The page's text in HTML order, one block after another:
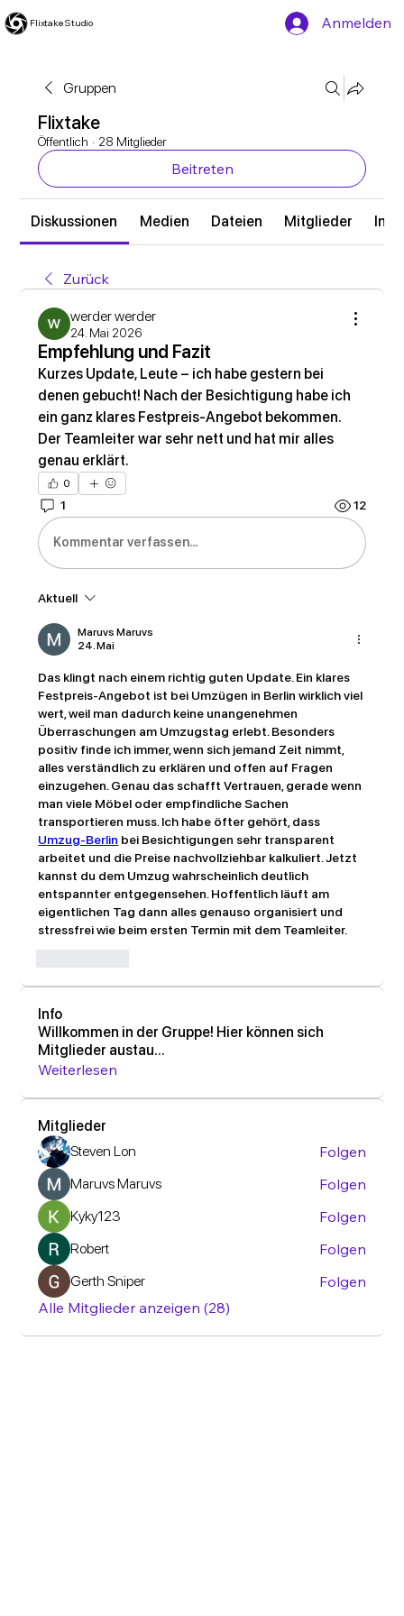
Flixtake Studio Anmelden
Gruppen
Flixtake
Öffentlich · 28 Mitglieder
Beitreten
Diskussionen Medien Dateien Mitglieder Info
Zurück
werder werder
24. Mai 2026
Empfehlung und Fazit
Kurzes Update, Leute – ich habe gestern bei
denen gebucht! Nach der Besichtigung habe ich
ein ganz klares Festpreis-Angebot bekommen.
Der Teamleiter war sehr nett und hat mir alles
genau erklärt.
0
1 12
Kommentar verfassen...
Aktuell
Maruvs Maruvs
24. Mai
Das klingt nach einem richtig guten Update. Ein klares
Festpreis-Angebot ist bei Umzügen in Berlin wirklich viel
wert, weil man dadurch keine unangenehmen
Überraschungen am Umzugstag erlebt. Besonders
positiv finde ich immer, wenn sich jemand Zeit nimmt,
alles verständlich zu erklären und offen auf Fragen
einzugehen. Genau das schafft Vertrauen, gerade wenn
man viele Möbel oder empfindliche Sachen
Umzug-Berlin bei Besichtigungen sehr transparent
arbeitet und die Preise nachvollziehbar kalkuliert. Jetzt
kannst du dem Umzug wahrscheinlich deutlich
entspannter entgegensehen. Hoffentlich läuft am
eigentlichen Tag dann alles genauso organisiert und
stressfrei wie beim ersten Termin mit dem Teamleiter.
Info
Willkommen in der Gruppe! Hier können sich
Mitglieder austau...
Weiterlesen
Mitglieder
Steven Lon
Folgen
Maruvs Maruvs Folgen
Kyky123 Folgen
Robert Folgen
Gerth Sniper
Folgen
Alle Mitglieder anzeigen (28)